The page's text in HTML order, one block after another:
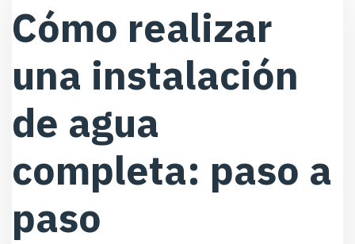
Cómo realizar
una instalación
de agua
completa: paso a
paso